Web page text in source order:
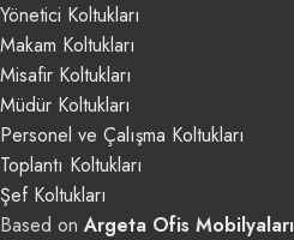
Yönetici Koltukları
Makam Koltukları
Misafir Koltukları
Müdür Koltukları
Personel ve Çalışma Koltukları
Toplantı Koltukları
Şef Koltukları
Based onArgeta Ofis Mobilyaları